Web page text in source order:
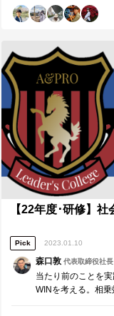
げにおいて想定され
みで補完して、プ
の取組みで、周囲の
OJTを通して、組織
を集めるなど）を
や改善点を伝授。
状態にすること ３
したいか ・杉山さ
に対する還元、双
つ提供します。 ・
期・13期に誇れる
やりきる重要性」を
させる存在」である
メンバーに対して行
■【Measure・
把握 ■杉山さん、和
自己の成長に視点
してもらい、双方
体を通じて セルフ
【22年度･研修】
Pick 2023.01.10
森口敦代表取締役社長
当たり前のことを
WINを考える。相